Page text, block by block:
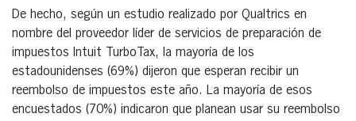
De hecho, según un estudio realizado por Qualtrics en
nombre del proveedor líder de servicios de preparación de
impuestos Intuit TurboTax, la mayoría de los
estadounidenses (69%) dijeron que esperan recibir un
reembolso de impuestos este año. La mayoría de esos
encuestados (70%) indicaron que planean usar su reembolso